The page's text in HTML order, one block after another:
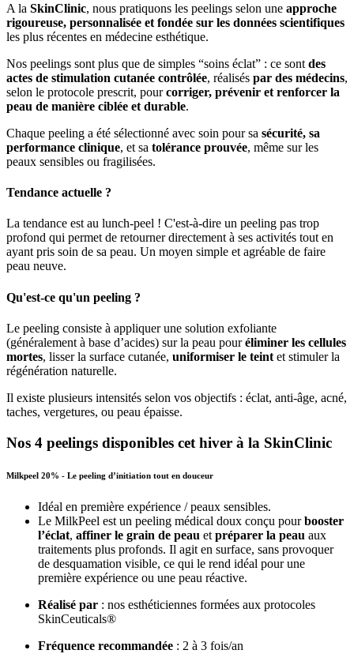
A la SkinClinic, nous pratiquons les peelings selon une approche
rigoureuse, personnalisée et fondée sur les données scientifiques
les plus récentes en médecine esthétique.
Nos peelings sont plus que de simples “soins éclat” : ce sont des
actes de stimulation cutanée contrôlée, réalisés par des médecins,
selon le protocole prescrit, pourcorriger, prévenir et renforcer la
peau de manière ciblée et durable.
Chaque peeling a été sélectionné avec soin pour sa sécurité, sa
performance clinique, et sa tolérance prouvée, même sur les
peaux sensibles ou fragilisées.
Tendance actuelle ?
La tendance est au lunch-peel ! C'est-à-dire un peeling pas trop
profond qui permet de retourner directement à ses activités tout en
ayant pris soin de sa peau. Un moyen simple et agréable de faire
peau neuve.
Qu'est-ce qu'un peeling ?
Le peeling consiste à appliquer une solution exfoliante
(généralement à base d’acides) sur la peau pouréliminer les cellules
mortes, lisser la surface cutanée, uniformiser le teint et stimuler la
régénération naturelle.
Il existe plusieurs intensités selon vos objectifs : éclat, anti-âge, acné,
taches, vergetures, ou peau épaisse.
Nos 4 peelings disponibles cet hiver à la SkinClinic
Milkpeel 20% - Le peeling d’initiation tout en douceur
Idéal en première expérience / peaux sensibles.
Le MilkPeel est un peeling médical doux conçu pourbooster
l’éclat, affiner le grain de peau etpréparer la peau aux
traitements plus profonds. Il agit en surface, sans provoquer
de desquamation visible, ce qui le rend idéal pour une
première expérience ou une peau réactive.
Réalisé par : nos esthéticiennes formées aux protocoles
SkinCeuticals®
Fréquence recommandée : 2 à 3 fois/an